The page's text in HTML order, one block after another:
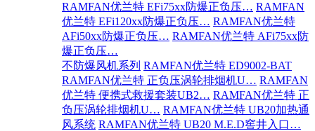
RAMFAN优兰特 EFi75xx防爆正负压… RAMFAN
优兰特 EFi120xx防爆正负压… RAMFAN优兰特
AFi50xx防爆正负压… RAMFAN优兰特 AFi75xx防
爆正负压…
不防爆风机系列 RAMFAN优兰特 ED9002-BAT
RAMFAN优兰特 正负压涡轮排烟机U… RAMFAN
优兰特 便携式救援套装UB2… RAMFAN优兰特 正
负压涡轮排烟机U… RAMFAN优兰特 UB20加热通
风系统 RAMFAN优兰特 UB20 M.E.D窖井入口…